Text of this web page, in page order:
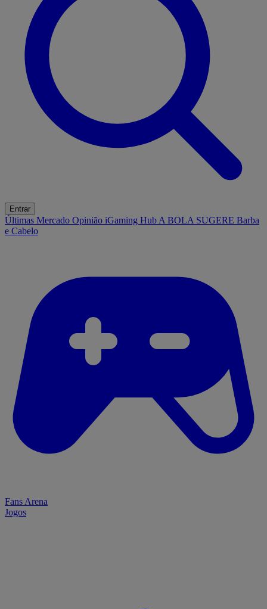
Entrar
Últimas Mercado Opinião iGaming Hub A BOLA SUGERE Barba
e Cabelo
Fans Arena
Jogos